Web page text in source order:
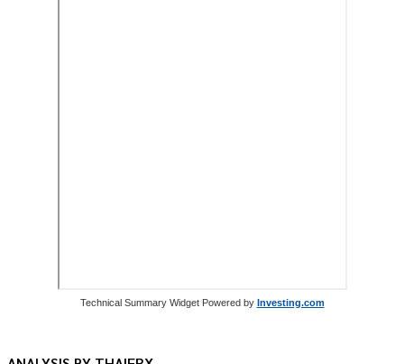
Technical Summary Widget Powered by Investing.com